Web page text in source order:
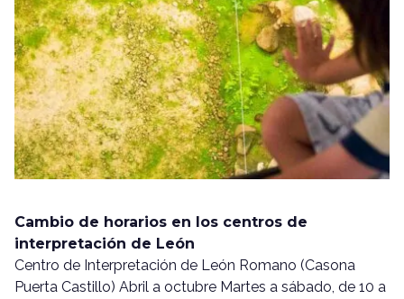
Cambio de horarios en los centros de
interpretación de León
Centro de Interpretación de León Romano (Casona
Puerta Castillo) Abril a octubre Martes a sábado, de 10 a